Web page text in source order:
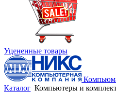
Уцененные товары
Каталог Компьютеры и